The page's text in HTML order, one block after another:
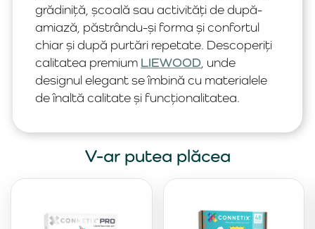
grădiniță, școală sau activități de după-
amiază, păstrându-și forma și confortul
chiar și după purtări repetate. Descoperiți
calitatea premium LIEWOOD , unde
designul elegant se îmbină cu materialele
de înaltă calitate și funcționalitatea.
V-ar putea plăcea